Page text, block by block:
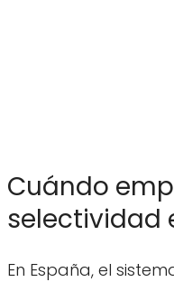
Cuándo
selectividad
En España, el